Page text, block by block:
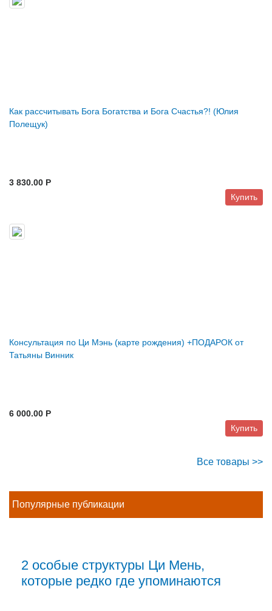
Как рассчитывать Бога Богатства и Бога Счастья?! (Юлия
Полещук)
3 830.00 P
Купить
Консультация по Ци Мэнь (карте рождения) +ПОДАРОК от
Татьяны Винник
6 000.00 P
Купить
Все товары >>
Популярные публикации
2 особые структуры Ци Мень,
которые редко где упоминаются